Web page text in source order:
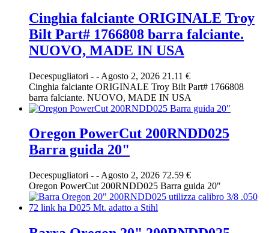
Cinghia falciante ORIGINALE Troy
Bilt Part# 1766808 barra falciante.
NUOVO, MADE IN USA
Decespugliatori - - Agosto 2, 2026 21.11 €
Cinghia falciante ORIGINALE Troy Bilt Part# 1766808
barra falciante. NUOVO, MADE IN USA
Oregon PowerCut 200RNDD025
Barra guida 20"
Decespugliatori - - Agosto 2, 2026 72.59 €
Oregon PowerCut 200RNDD025 Barra guida 20"